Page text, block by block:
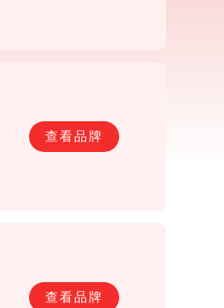
查看品牌
查看品牌